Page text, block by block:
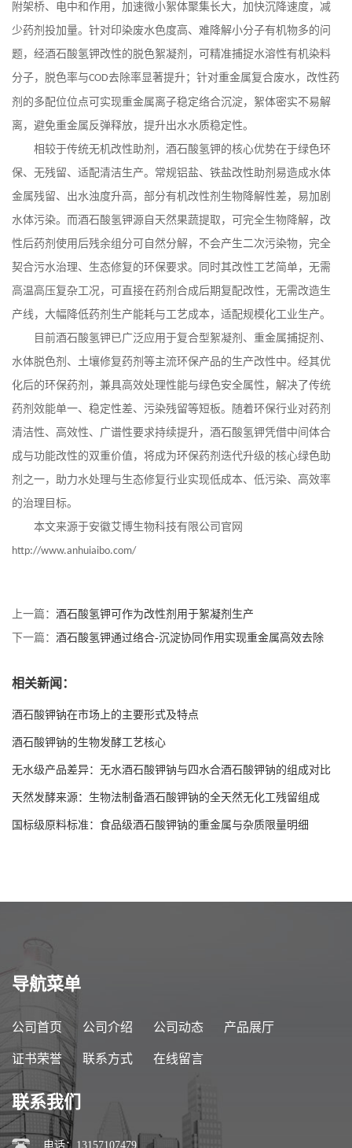
附架桥、电中和作用，加速微小絮体聚集长大，加快沉降速度，减
少药剂投加量。针对印染废水色度高、难降解小分子有机物多的问
题，经酒石酸氢钾改性的脱色絮凝剂，可精准捕捉水溶性有机染料
分子，脱色率与COD去除率显著提升；针对重金属复合废水，改性药
剂的多配位位点可实现重金属离子稳定络合沉淀，絮体密实不易解
离，避免重金属反弹释放，提升出水水质稳定性。
相较于传统无机改性助剂，酒石酸氢钾的核心优势在于绿色环
保、无残留、适配清洁生产。常规铝盐、铁盐改性助剂易造成水体
金属残留、出水浊度升高，部分有机改性剂生物降解性差，易加剧
水体污染。而酒石酸氢钾源自天然果蔬提取，可完全生物降解，改
性后药剂使用后残余组分可自然分解，不会产生二次污染物，完全
契合污水治理、生态修复的环保要求。同时其改性工艺简单，无需
高温高压复杂工况，可直接在药剂合成后期复配改性，无需改造生
产线，大幅降低药剂生产能耗与工艺成本，适配规模化工业生产。
目前酒石酸氢钾已广泛应用于复合型絮凝剂、重金属捕捉剂、
水体脱色剂、土壤修复药剂等主流环保产品的生产改性中。经其优
化后的环保药剂，兼具高效处理性能与绿色安全属性，解决了传统
药剂效能单一、稳定性差、污染残留等短板。随着环保行业对药剂
清洁性、高效性、广谱性要求持续提升，酒石酸氢钾凭借中间体合
成与功能改性的双重价值，将成为环保药剂迭代升级的核心绿色助
剂之一，助力水处理与生态修复行业实现低成本、低污染、高效率
的治理目标。
本文来源于安徽艾博生物科技有限公司官网
http://www.anhuiaibo.com/
上一篇： 酒石酸氢钾可作为改性剂用于絮凝剂生产
下一篇： 酒石酸氢钾通过络合-沉淀协同作用实现重金属高效去除
相关新闻：
酒石酸钾钠在市场上的主要形式及特点
酒石酸钾钠的生物发酵工艺核心
无水级产品差异：无水酒石酸钾钠与四水合酒石酸钾钠的组成对比
天然发酵来源：生物法制备酒石酸钾钠的全天然无化工残留组成
国标级原料标准：食品级酒石酸钾钠的重金属与杂质限量明细
导航菜单
公司首页 公司介绍 公司动态 产品展厅
证书荣誉 联系方式 在线留言
联系我们
电话：13157107479